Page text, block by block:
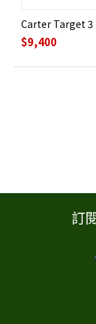
Carter Target 3
$9,400
訂